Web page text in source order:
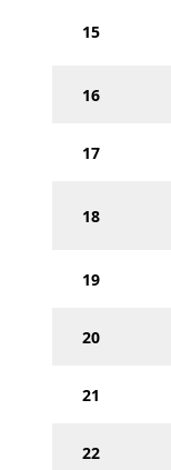
15
16
17
18
19
20
21
22